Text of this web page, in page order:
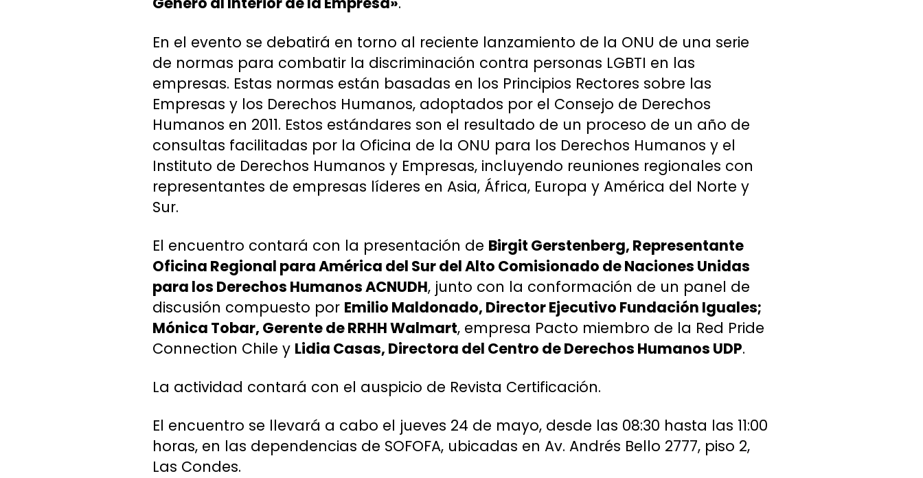
En el evento se debatirá en torno al reciente lanzamiento de la ONU de una serie
de normas para combatir la discriminación contra personas LGBTI en las
empresas. Estas normas están basadas en los Principios Rectores sobre las
Empresas y los Derechos Humanos, adoptados por el Consejo de Derechos
Humanos en 2011. Estos estándares son el resultado de un proceso de un año de
consultas facilitadas por la Oficina de la ONU para los Derechos Humanos y el
Instituto de Derechos Humanos y Empresas, incluyendo reuniones regionales con
representantes de empresas líderes en Asia, África, Europa y América del Norte y
Sur.
El encuentro contará con la presentación de Birgit Gerstenberg, Representante
Oficina Regional para América del Sur del Alto Comisionado de Naciones Unidas
para los Derechos Humanos ACNUDH, junto con la conformación de un panel de
discusión compuesto por Emilio Maldonado, Director Ejecutivo Fundación Iguales;
Mónica Tobar, Gerente de RRHH Walmart, empresa Pacto miembro de la Red Pride
Connection Chile y Lidia Casas, Directora del Centro de Derechos Humanos UDP.
La actividad contará con el auspicio de Revista Certificación.
El encuentro se llevará a cabo el jueves 24 de mayo, desde las 08:30 hasta las 11:00
horas, en las dependencias de SOFOFA, ubicadas en Av. Andrés Bello 2777, piso 2,
Las Condes.